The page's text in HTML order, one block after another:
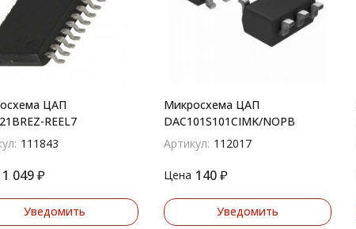
ЦАП
REEL7
111843
1 049 ₽
Уведомить
Микросхема ЦАП
DAC101S101CIMK/NOPB
Артикул: 112017
Цена 140 ₽
Уведомить